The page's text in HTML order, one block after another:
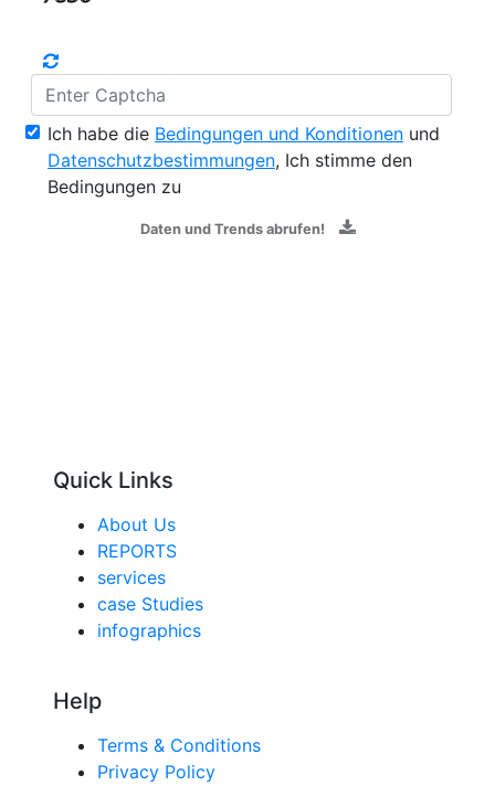
Ich habe die Bedingungen und Konditionen und
Datenschutzbestimmungen, Ich stimme den
Bedingungen zu
Daten und Trends abrufen!
Quick Links
About Us
REPORTS
services
case Studies
infographics
Help
Terms & Conditions
Privacy Policy